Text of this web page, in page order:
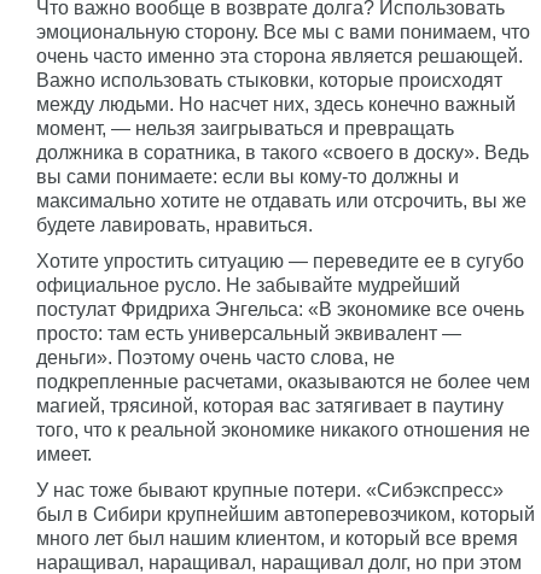
Что важно вообще в возврате долга? Использовать
эмоциональную сторону. Все мы с вами понимаем, что
очень часто именно эта сторона является решающей.
Важно использовать стыковки, которые происходят
между людьми. Но насчет них, здесь конечно важный
момент, — нельзя заигрываться и превращать
должника в соратника, в такого «своего в доску». Ведь
вы сами понимаете: если вы кому-то должны и
максимально хотите не отдавать или отсрочить, вы же
будете лавировать, нравиться.
Хотите упростить ситуацию — переведите ее в сугубо
официальное русло. Не забывайте мудрейший
постулат Фридриха Энгельса: «В экономике все очень
просто: там есть универсальный эквивалент —
деньги». Поэтому очень часто слова, не
подкрепленные расчетами, оказываются не более чем
магией, трясиной, которая вас затягивает в паутину
того, что к реальной экономике никакого отношения не
имеет.
У нас тоже бывают крупные потери. «Сибэкспресс»
был в Сибири крупнейшим автоперевозчиком, который
много лет был нашим клиентом, и который все время
наращивал, наращивал, наращивал долг, но при этом